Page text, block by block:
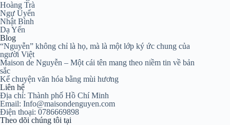
Hoàng Trà
Ngự Uyển
Nhật Bình
Dạ Yến
Blog
“Nguyễn” không chỉ là họ, mà là một lớp ký ức chung của
người Việt
Maison de Nguyễn – Một cái tên mang theo niềm tin về bản
sắc
Kể chuyện văn hóa bằng mùi hương
Liên hệ
Địa chỉ: Thành phố Hồ Chí Minh
Email: Info@maisondenguyen.com
Điện thoại: 0786669898
Theo dõi chúng tôi tại